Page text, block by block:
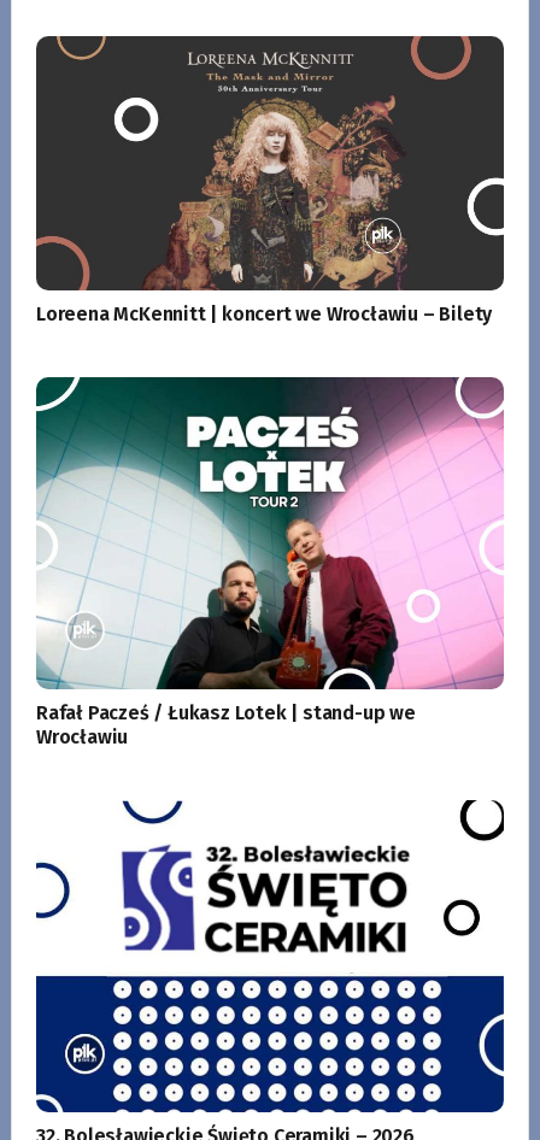
Loreena McKennitt | koncert we Wrocławiu – Bilety
Rafał Pacześ / Łukasz Lotek | stand-up we
Wrocławiu
32. Bolesławieckie Święto Ceramiki – 2026